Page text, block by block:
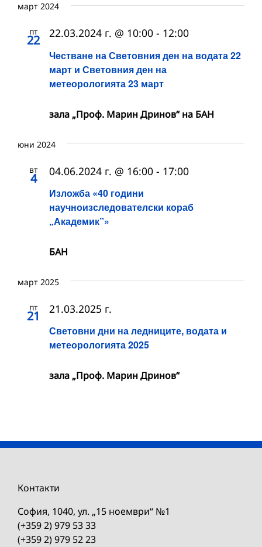
март 2024
пт
22
Честване на Световния ден на водата 22
март и Световния ден на
метеорологията 23 март
22.03.2024 г. @ 10:00 - 12:00
зала „Проф. Марин Дринов“ на БАН
юни 2024
вт
4
Изложба «40 години
научноизследователски кораб
„Академик”»
04.06.2024 г. @ 16:00 - 17:00
БАН
март 2025
пт
21
Световни дни на ледниците, водата и
метеорологията 2025
21.03.2025 г.
зала „Проф. Марин Дринов“
Контакти
София, 1040, ул. „15 ноември“ №1
(+359 2) 979 53 33
(+359 2) 979 52 23